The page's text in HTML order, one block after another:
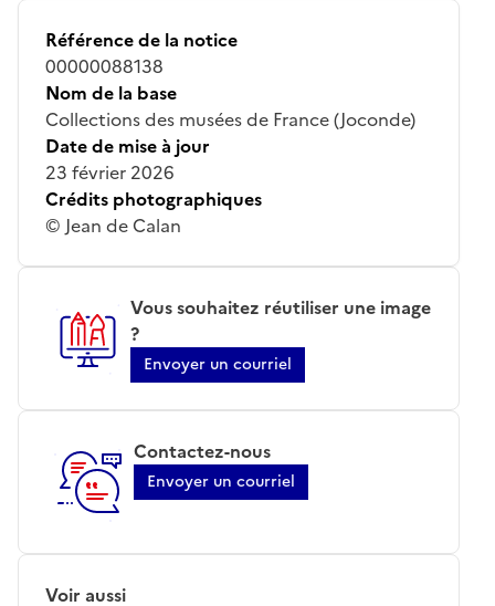
Référence de la notice
00000088138
Nom de la base
Collections des musées de France (Joconde)
Date de mise à jour
23 février 2026
Crédits photographiques
© Jean de Calan
Vous souhaitez réutiliser une image
?
Envoyer un courriel
Contactez-nous
Envoyer un courriel
Voir aussi